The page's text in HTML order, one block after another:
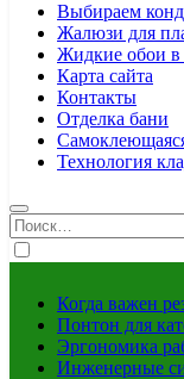
Выбираем
Жалюзи для
Жидкие обои в
Карта сайта
Контакты
Отделка бани
Технология
Найти:
Когда важен
Понтон для
Эргономика
Инженерные